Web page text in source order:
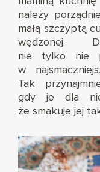
należy
małą szczyptą
wędzonej.
nie tylko nie
w
Tak
gdy je dla
że smakuje jej